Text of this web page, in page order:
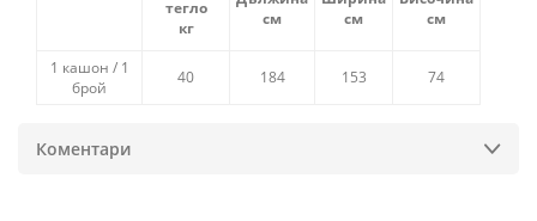
тегло
кг
см
см
см
1 кашон / 1
брой
40 184 153 74
Коментари